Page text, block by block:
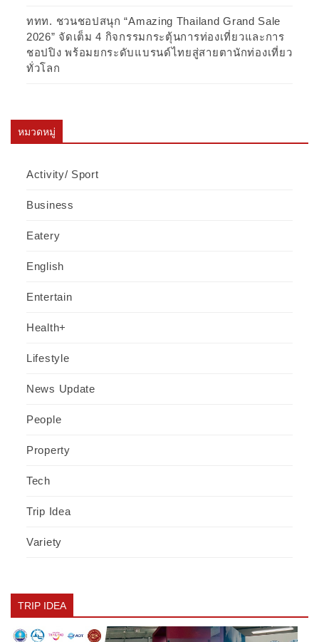
ททท. ชวนชอปสนุก “Amazing Thailand Grand Sale
2026” จัดเต็ม 4 กิจกรรมกระตุ้นการท่องเที่ยวและการ
ชอปปิง พร้อมยกระดับแบรนด์ไทยสู่สายตานักท่องเที่ยว
ทั่วโลก
หมวดหมู่
Activity/ Sport
Business
Eatery
English
Entertain
Health+
Lifestyle
News Update
People
Property
Tech
Trip Idea
Variety
TRIP IDEA